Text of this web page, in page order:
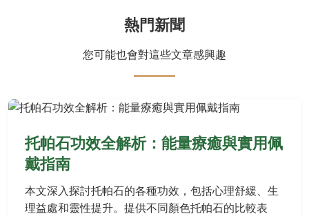
熱門新聞
您可能也會對這些文章感興趣
托帕石功效全解析：能量療癒與實用佩
戴指南
本文深入探討托帕石的各種功效，包括心理舒緩、生
理益處和靈性提升。提供不同顏色托帕石的比較表